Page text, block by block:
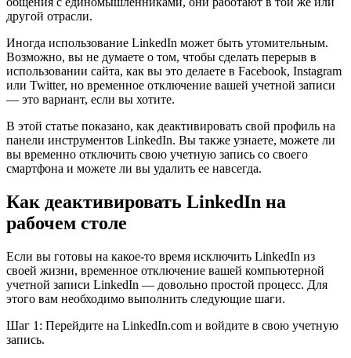
другой отрасли.
Иногда использование LinkedIn может быть утомительным.
Возможно, вы не думаете о том, чтобы сделать перерыв в
использовании сайта, как вы это делаете в Facebook, Instagram
или Twitter, но временное отключение вашей учетной записи
— это вариант, если вы хотите.
В этой статье показано, как деактивировать свой профиль на
панели инструментов LinkedIn. Вы также узнаете, можете ли
вы временно отключить свою учетную запись со своего
смартфона и можете ли вы удалить ее навсегда.
Как деактивировать LinkedIn на
рабочем столе
Если вы готовы на какое-то время исключить LinkedIn из
своей жизни, временное отключение вашей компьютерной
учетной записи LinkedIn — довольно простой процесс. Для
этого вам необходимо выполнить следующие шаги.
Шаг 1: Перейдите на LinkedIn.com и войдите в свою учетную
запись.